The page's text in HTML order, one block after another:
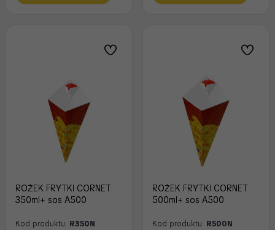
ROŻEK FRYTKI CORNET
350ml+ sos A500
Kod produktu: R350N
ROŻEK FRYTKI CORNET
500ml+ sos A500
Kod produktu: R500N